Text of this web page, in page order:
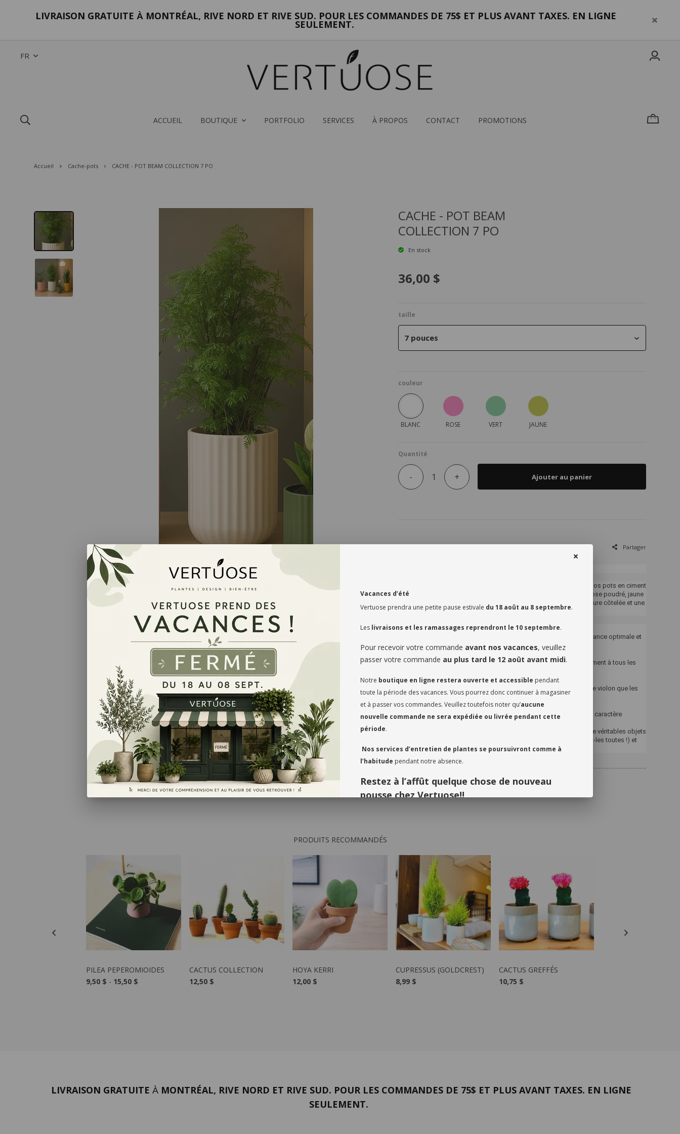
LIVRAISON GRATUITE À MONTRÉAL, RIVE NORD ET RIVE SUD. POUR LES COMMANDES DE 75$ ET PLUS AVANT TAXES. EN LIGNE
SEULEMENT.
FR
ACCUEIL BOUTIQUE PORTFOLIO SERVICES À PROPOS CONTACT PROMOTIONS
Accueil Cache-pots CACHE - POT BEAM COLLECTION 7 PO
CACHE - POT BEAM
COLLECTION 7 PO
En stock
36,00 $
taille
7 pouces
couleur
BLANC ROSE VERT JAUNE
Quantité
- + Ajouter au panier
Partager
Sublimez votre intérieur (ou votre espace abrité en extérieur) avec nos pots en ciment
haut de gamme, déclinés en quatre coloris tendance : vert sauge, rose poudré, jaune
moutarde et blanc intemporel. Chaque pot arbore une élégante texture côtelée et une
finition mate, pour un style à la fois sculptural et épuré.
Solidité incomparable
Fabriqués en ciment haute densité, nos pots offrent une résistance optimale et
une excellente stabilité, même pour les plus grands végétaux.
Leur silhouette sobre et leur palette douce s’intègrent parfaitement à tous les
Adaptés à toutes les plantes
Profondeur généreuse, bien les imposants figuiers à feuilles de violon que les
retombantes plantes grasses.
Finition unique
Les légères variations de la matière confèrent à chaque pot un caractère
singulier ; aucun n’est tout à fait pareil.
Adoptez ces pièces d’artisanat moderne et faites de vos plantes de véritables objets
de décoration : choisissez votre couleur préférée (ou collectionnez-les toutes !) et
laissez le ciment révéler la beauté de votre verdure.
PRODUITS RECOMMANDÉS
VOIR LE PRODUIT VOIR LE PRODUIT
PILEA PEPEROMIOIDES
9,50 $ - 15,50 $
VOIR LE PRODUIT
CACTUS COLLECTION
12,50 $
VOIR LE PRODUIT
HOYA KERRI
12,00 $
VOIR LE PRODUIT
CUPRESSUS (GOLDCREST)
8,99 $
VOIR LE PRODUIT
CACTUS GREFFÉS
10,75 $
VOIR LE PRODUIT
LIVRAISON GRATUITE À MONTRÉAL, RIVE NORD ET RIVE SUD. POUR LES COMMANDES DE 75$ ET PLUS AVANT TAXES. EN LIGNE
SEULEMENT.
Vacances d’été
Vertuose prendra une petite pause estivale du 18 août au 8 septembre.
Les livraisons et les ramassages reprendront le 10 septembre.
Pour recevoir votre commande avant nos vacances, veuillez
passer votre commande au plus tard le 12 août avant midi.
Notre boutique en ligne restera ouverte et accessible pendant
toute la période des vacances. Vous pourrez donc continuer à magasiner
et à passer vos commandes. Veuillez toutefois noter qu’aucune
nouvelle commande ne sera expédiée ou livrée pendant cette
période.
Nos services d’entretien de plantes se poursuivront comme à
l’habitude pendant notre absence.
Restez à l’affût quelque chose de nouveau
pousse chez Vertuose!!